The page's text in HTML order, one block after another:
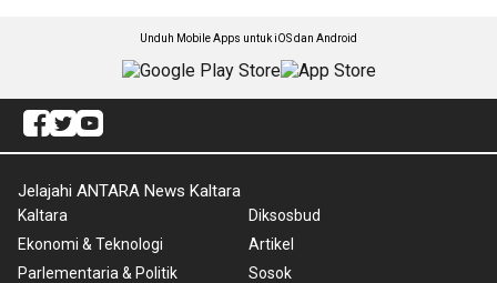
Unduh Mobile Apps untuk iOS dan Android
Jelajahi ANTARA News Kaltara
Kaltara
Ekonomi & Teknologi
Parlementaria & Politik
Diksosbud
Artikel
Sosok